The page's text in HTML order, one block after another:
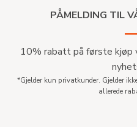
PÅMELDING TIL
10% rabatt på første kjøp
*Gjelder kun privatkunder. Gjelder
allerede